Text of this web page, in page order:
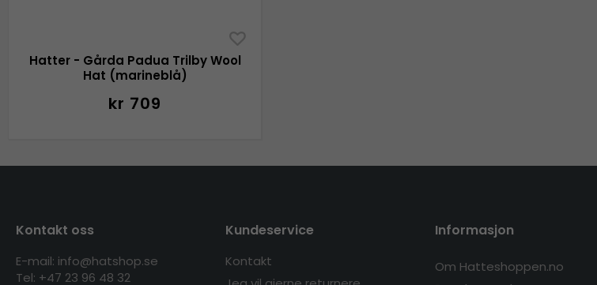
Hatter - Gårda Padua Trilby Wool
Hat (marineblå)
kr 709
Kontakt oss
E-mail: info@hatshop.se
Tel: +47 23 96 48 32
Kundeservice
Kontakt
Informasjon
Om Hatteshoppen.no